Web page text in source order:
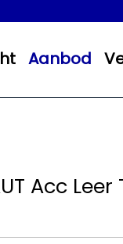
Aanbod
Acc